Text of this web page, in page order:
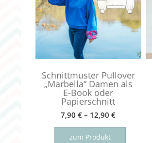
Schnittmuster Pullover
„Marbella“ Damen als
E-Book oder
Papierschnitt
7,90€ – 12,90€
zum Produkt
Dieses